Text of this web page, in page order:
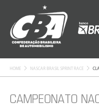
HOME NASCAR BRASIL SPRINT RACE
CAMPEONATO